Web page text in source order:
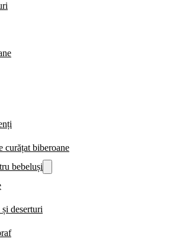
curățat biberoane
bebeluși
deserturi